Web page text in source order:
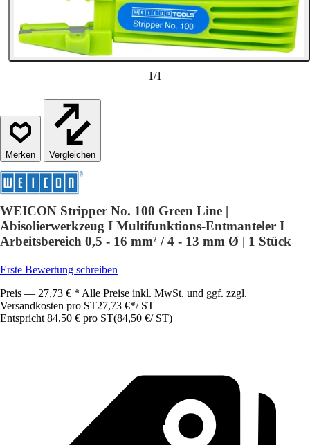
1/1
Vergleichen
WEICON Stripper No. 100 Green Line |
Abisolierwerkzeug I Multifunktions-Entmanteler I
Arbeitsbereich 0,5 - 16 mm² / 4 - 13 mm Ø | 1 Stück
Erste Bewertung schreiben
Preis — 27,73 € * Alle Preise inkl. MwSt. und ggf. zzgl.
Versandkosten pro ST27,73 €*/ ST
Entspricht 84,50 € pro ST(84,50 €/ ST)